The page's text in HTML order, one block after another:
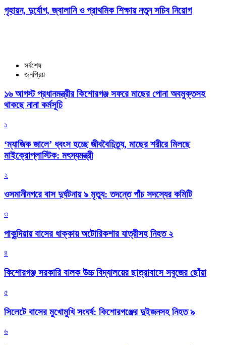
গৃহায়ন, দুর্যোগ, জ্বালানি ও প্রাথমিক শিক্ষায় নতুন সচিব নিয়োগ
সর্বশেষ
জনপ্রিয়
১৬ আগস্ট প্রধানমন্ত্রীর কিশোরগঞ্জ সফরে মাছের পোনা অবমুক্তসহ
থাকছে নানা কর্মসূচি
১
‘ম্যাজিক জালে’ ধ্বংস হচ্ছে জীববৈচিত্র্য, মাছের শরীরে মিলছে
মাইক্রোপ্লাস্টিক: মৎস্যমন্ত্রী
২
ওসমানীনগরে বাস দুর্ঘটনায় ৯ মৃত্যু: তদন্তে পাঁচ সদস্যের কমিটি
৩
পাকুন্দিয়ায় বাসের ধাক্কায় অটোরিকশার যাত্রীসহ নিহত ২
৪
কিশোরগঞ্জ সরকারি বালক উচ্চ বিদ্যালয়ের ছাত্রাবাসে সবুজের ছোঁয়া
৫
সিলেটে বাসের মুখোমুখি সংঘর্ষ: কিশোরগঞ্জের দুইজনসহ নিহত ৯
৬